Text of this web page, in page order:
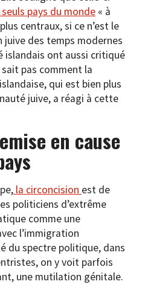
seuls pays du monde « à
centraux, si ce n’est le
des temps modernes
islandais ont aussi critiqué
pas comment la
qui est bien plus
juive, a réagi à cette
en cause
la circoncision est de
politiciens d’extrême
comme une
l’immigration
du spectre politique, dans
on y voit parfois
une mutilation génitale.